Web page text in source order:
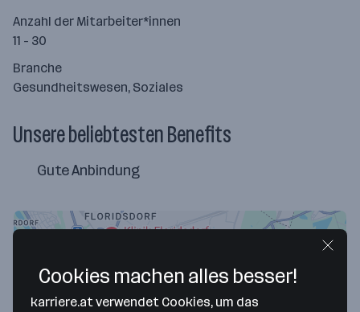
Anzahl der Mitarbeiter*innen
11 - 30
Branche
Gesundheitswesen, Soziales
Unsere beliebtesten Benefits
Gute Anbindung
Cookies machen alles besser!
karriere.at verwendet Cookies, um das